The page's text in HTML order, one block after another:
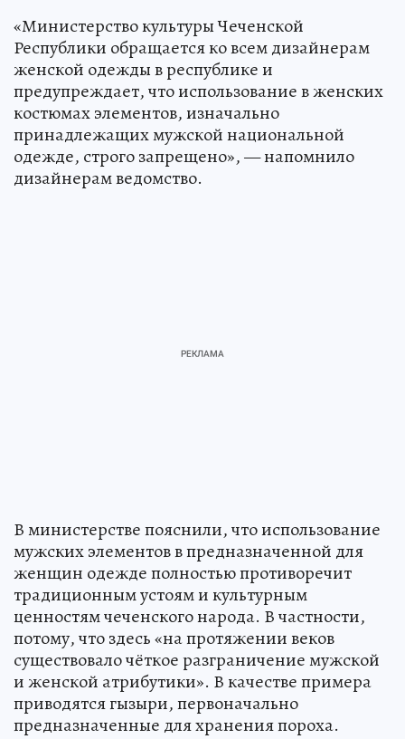
«Министерство культуры Чеченской
Республики обращается ко всем дизайнерам
женской одежды в республике и
предупреждает, что использование в женских
костюмах элементов, изначально
принадлежащих мужской национальной
одежде, строго запрещено», — напомнило
дизайнерам ведомство.
В министерстве пояснили, что использование
мужских элементов в предназначенной для
женщин одежде полностью противоречит
традиционным устоям и культурным
ценностям чеченского народа. В частности,
потому, что здесь «на протяжении веков
существовало чёткое разграничение мужской
и женской атрибутики». В качестве примера
приводятся гызыри, первоначально
предназначенные для хранения пороха.